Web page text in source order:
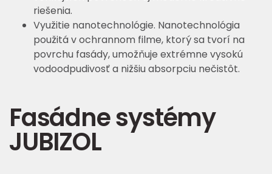
riešenia.
Využitie nanotechnológie. Nanotechnológia
použitá v ochrannom filme, ktorý sa tvorí na
povrchu fasády, umožňuje extrémne vysokú
vodoodpudivosť a nižšiu absorpciu nečistôt.
Fasádne systémy
JUBIZOL